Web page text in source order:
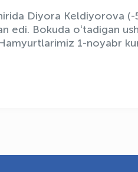
Diyora Keldiyorova (-
edi. Bokuda oʻtadigan
1-noyabr